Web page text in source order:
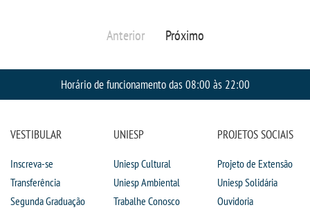
Anterior Próximo
Horário de funcionamento das 08:00 às 22:00
VESTIBULAR
Inscreva-se
Transferência
Segunda Graduação
UNIESP
Uniesp Cultural
Uniesp Ambiental
Trabalhe Conosco
PROJETOS SOCIAIS
Projeto de Extensão
Uniesp Solidária
Ouvidoria